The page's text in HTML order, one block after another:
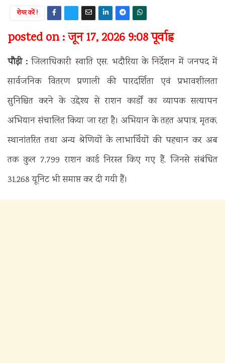
शेयर करें !
posted on : जून 17, 2026 9:08 पूर्वाह्न
पौड़ी : जिलाधिकारी स्वाति एस. भदौरिया के निर्देशन में जनपद में
सार्वजनिक वितरण प्रणाली की पारदर्शिता एवं प्रभावशीलता
सुनिश्चित करने के उद्देश्य से राशन कार्डों का व्यापक सत्यापन
अभियान संचालित किया जा रहा है। अभियान के तहत अपात्र, मृतक,
स्थानांतरित तथा अन्य श्रेणियों के लाभार्थियों की पहचान कर अब
तक कुल 7,799 राशन कार्ड निरस्त किए गए हैं, जिनसे संबंधित
31,268 यूनिट भी समाप्त कर दी गयी हैं।